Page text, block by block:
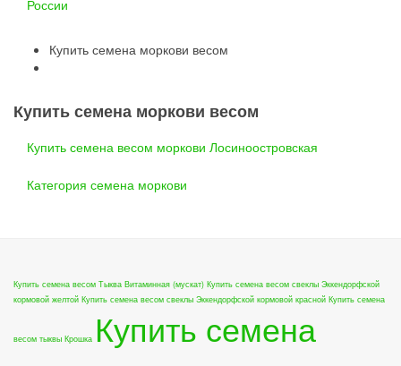
России
Купить семена моркови весом
Купить семена моркови весом
Купить семена весом моркови Лосиноостровская
Категория семена моркови
Купить семена весом Тыква Витаминная (мускат) Купить семена весом свеклы Эккендорфской
кормовой желтой Купить семена весом свеклы Эккендорфской кормовой красной Купить семена
весом тыквы Крошка Купить семена